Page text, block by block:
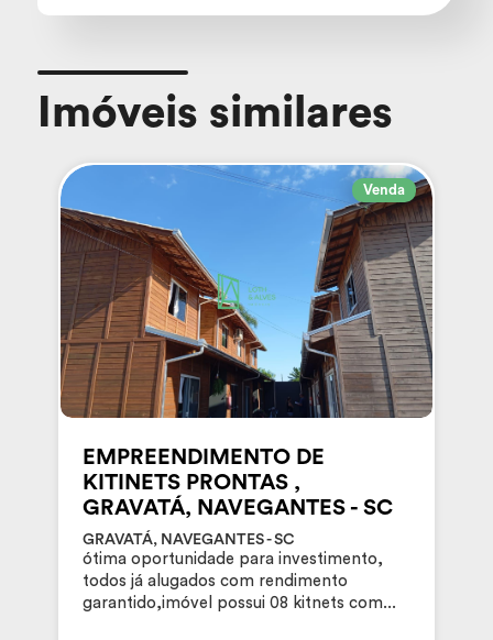
Imóveis similares
Venda
EMPREENDIMENTO DE
KITINETS PRONTAS ,
GRAVATÁ, NAVEGANTES - SC
GRAVATÁ, NAVEGANTES - SC
ótima oportunidade para investimento,
todos já alugados com rendimento
garantido,imóvel possui 08 kitnets com...